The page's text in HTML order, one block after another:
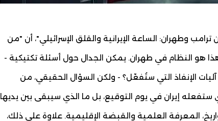
وطهران: الساعة الإيرانية والقلق الإسرائيلي"، أن "من
هو النظام في طهران. يمكن الجدال حول أسئلة تكتيكية -
الإنفاذ التي ستُفعّل؟ - ولكن السؤال الحقيقي، من
إيران في يوم التوقيع، بل ما الذي سيبقى بين يديها
المعرفة العلمية والقبضة الإقليمية. علاوة على ذلك،